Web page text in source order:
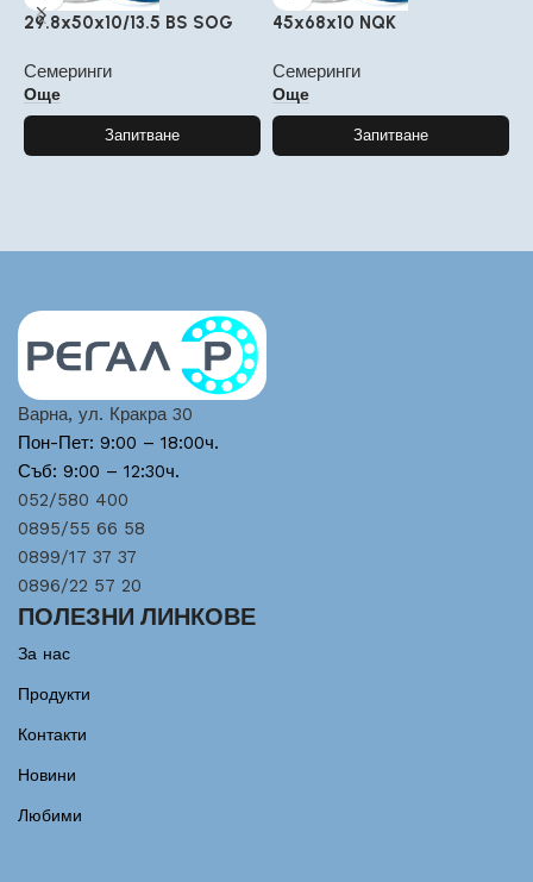
29.8x50x10/13.5 BS SOG
Семеринги
Още
Запитване
45x68x10 NQK
Семеринги
Още
Запитване
Варна, ул. Кракра 30
Пон-Пет: 9:00 – 18:00ч.
Съб: 9:00 – 12:30ч.
052/580 400
0895/55 66 58
0899/17 37 37
0896/22 57 20
ПОЛЕЗНИ ЛИНКОВЕ
За нас
Продукти
Контакти
Новини
Любими